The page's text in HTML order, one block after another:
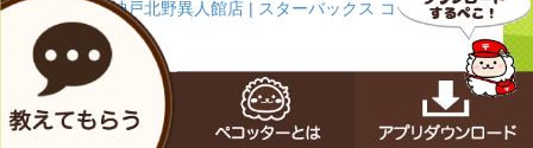
神戸北野異人館店 | スターバックス コーヒー ジャ
パン
鉄板焼 ねいろ